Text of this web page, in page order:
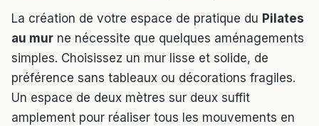
La création de votre espace de pratique du Pilates
au mur ne nécessite que quelques aménagements
simples. Choisissez un mur lisse et solide, de
préférence sans tableaux ou décorations fragiles.
Un espace de deux mètres sur deux suffit
amplement pour réaliser tous les mouvements en